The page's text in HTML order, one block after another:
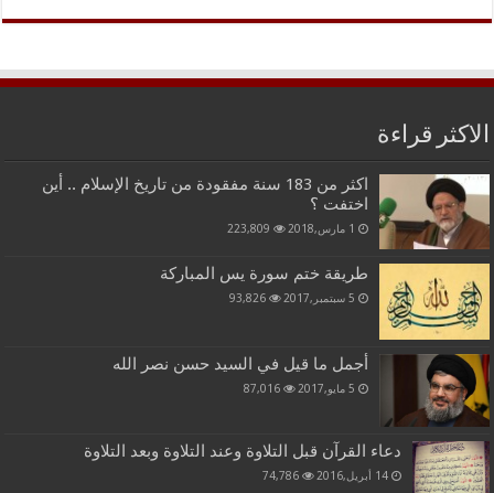
الاكثر قراءة
اكثر من 183 سنة مفقودة من تاريخ الإسلام .. أين
اختفت ؟
1 مارس,2018 223,809
طريقة ختم سورة يس المباركة
5 سبتمبر,2017 93,826
أجمل ما قيل في السيد حسن نصر الله
5 مايو,2017 87,016
دعاء القرآن قبل التلاوة وعند التلاوة وبعد التلاوة
14 أبريل,2016 74,786